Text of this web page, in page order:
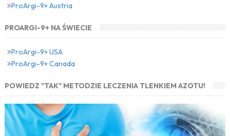
ProArgi-9+ Austria
PROARGI-9+ NA ŚWIECIE
ProArgi-9+ USA
ProArgi-9+ Canada
POWIEDZ "TAK" METODZIE LECZENIA TLENKIEM AZOTU!